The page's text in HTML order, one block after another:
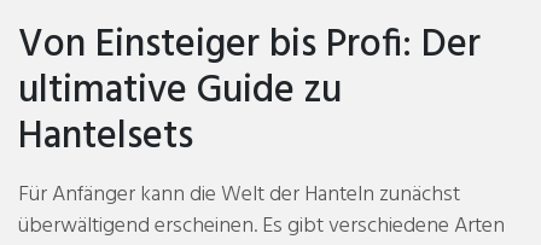
Von Einsteiger bis Profi: Der
ultimative Guide zu
Hantelsets
Für Anfänger kann die Welt der Hanteln zunächst
überwältigend erscheinen. Es gibt verschiedene Arten